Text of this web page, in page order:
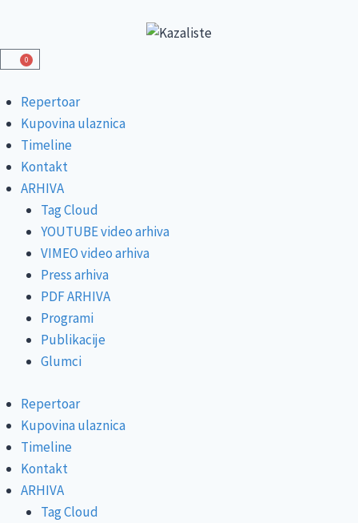
0
Repertoar
Kupovina ulaznica
Timeline
Kontakt
ARHIVA
Tag Cloud
YOUTUBE video arhiva
VIMEO video arhiva
Press arhiva
PDF ARHIVA
Programi
Publikacije
Glumci
Repertoar
Kupovina ulaznica
Timeline
Kontakt
ARHIVA
Tag Cloud